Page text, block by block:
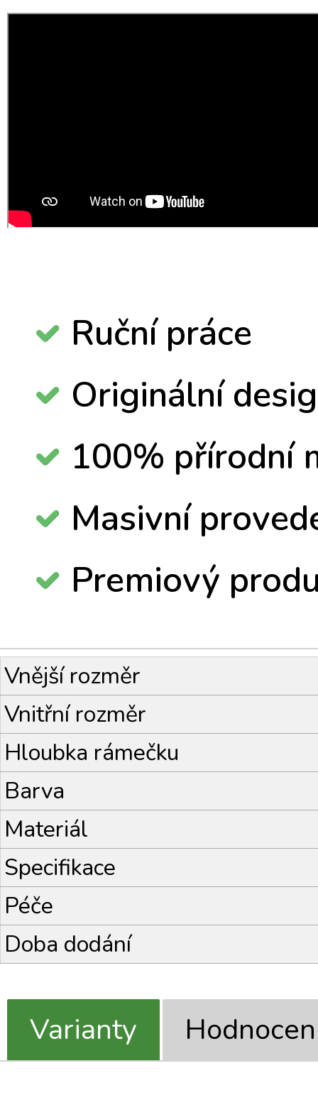
Ruční práce
Originální
100% přírodní
Masivní
Premiový
Vnější rozměr
Vnitřní rozměr
Hloubka rámečku
Barva
Materiál
Specifikace
Péče
Doba dodání
Varianty